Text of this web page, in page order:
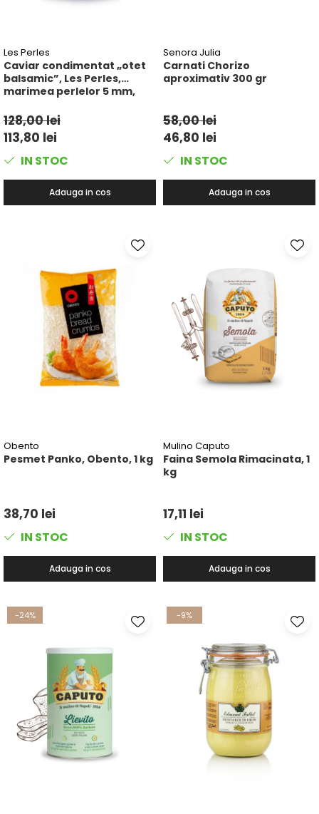
Les Perles
Caviar condimentat „otet
balsamic”, Les Perles,
marimea perlelor 5 mm,
128,00 lei
113,80 lei
IN STOC
Adauga in cos
Senora Julia
Carnati Chorizo
aproximativ 300 gr
58,00 lei
46,80 lei
IN STOC
Adauga in cos
Obento
Pesmet Panko, Obento, 1 kg
38,70 lei
IN STOC
Adauga in cos
Mulino Caputo
Faina Semola Rimacinata, 1
kg
17,11 lei
IN STOC
Adauga in cos
-24% -9%